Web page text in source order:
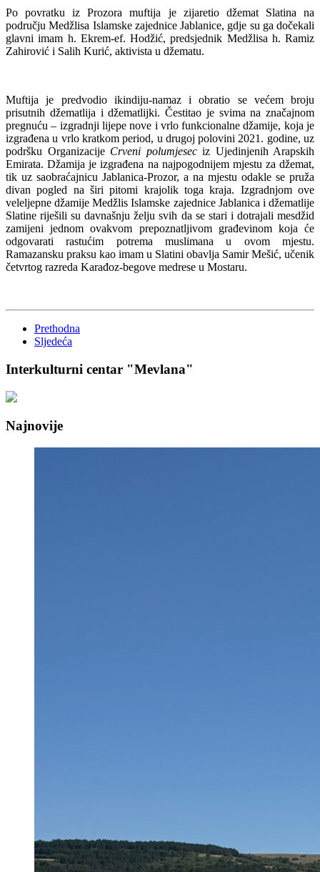
Po povratku iz Prozora muftija je zijaretio džemat Slatina na
području Medžlisa Islamske zajednice Jablanice, gdje su ga dočekali
glavni imam h. Ekrem-ef. Hodžić, predsjednik Medžlisa h. Ramiz
Zahirović i Salih Kurić, aktivista u džematu.
Muftija je predvodio ikindiju-namaz i obratio se većem broju
prisutnih džematlija i džematlijki. Čestitao je svima na značajnom
pregnuću – izgradnji lijepe nove i vrlo funkcionalne džamije, koja je
izgrađena u vrlo kratkom period, u drugoj polovini 2021. godine, uz
podršku Organizacije Crveni polumjeseciz Ujedinjenih Arapskih
Emirata. Džamija je izgrađena na najpogodnijem mjestu za džemat,
tik uz saobraćajnicu Jablanica-Prozor, a na mjestu odakle se pruža
divan pogled na širi pitomi krajolik toga kraja. Izgradnjom ove
veleljepne džamije Medžlis Islamske zajednice Jablanica i džematlije
Slatine riješili su davnašnju želju svih da se stari i dotrajali mesdžid
zamijeni jednom ovakvom prepoznatljivom građevinom koja će
odgovarati rastućim potrema muslimana u ovom mjestu.
Ramazansku praksu kao imam u Slatini obavlja Samir Mešić, učenik
četvrtog razreda Karađoz-begove medrese u Mostaru.
Prethodna
Sljedeća
Interkulturni centar "Mevlana"
Najnovije